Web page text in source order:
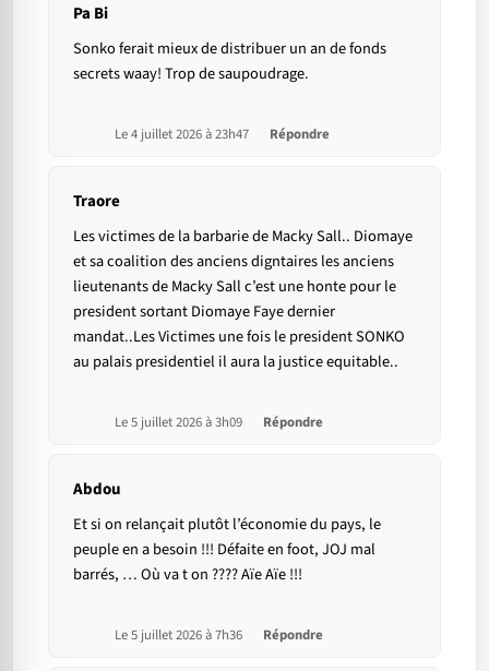
Pa Bi
Sonko ferait mieux de distribuer un an de fonds
secrets waay! Trop de saupoudrage.
Le 4 juillet 2026 à 23h47 Répondre
Traore
Les victimes de la barbarie de Macky Sall.. Diomaye
et sa coalition des anciens digntaires les anciens
lieutenants de Macky Sall c’est une honte pour le
president sortant Diomaye Faye dernier
mandat..Les Victimes une fois le president SONKO
au palais presidentiel il aura la justice equitable..
Le 5 juillet 2026 à 3h09 Répondre
Abdou
Et si on relançait plutôt l’économie du pays, le
peuple en a besoin !!! Défaite en foot, JOJ mal
barrés, … Où va t on ???? Aïe Aïe !!!
Le 5 juillet 2026 à 7h36 Répondre